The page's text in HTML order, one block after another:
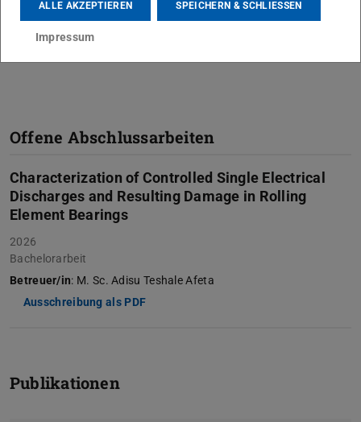
S3|10 113
Landgraf-Georg-Str. 4
Offene Abschlussarbeiten
Characterization of Controlled Single Electrical
Discharges and Resulting Damage in Rolling
Element Bearings
2026
Bachelorarbeit
Betreuer/in: M. Sc. Adisu Teshale Afeta
Ausschreibung als PDF
Publikationen
ALLE AKZEPTIEREN SPEICHERN & SCHLIESSEN
Impressum